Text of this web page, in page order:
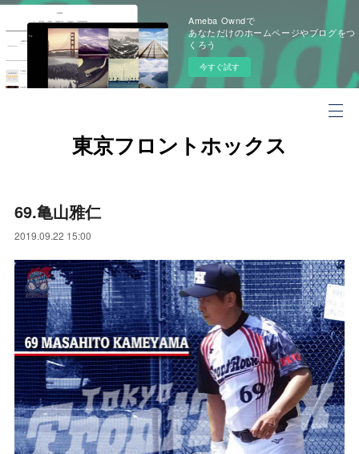
Ameba Owndで
あなただけのホームページやブログをつ
くろう
今すぐ試す
東京フロントホックス
69.亀山雅仁
2019.09.22 15:00